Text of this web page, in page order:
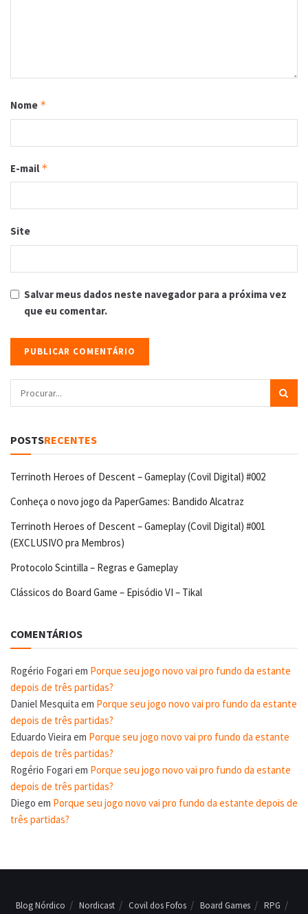
Nome *
E-mail *
Site
Salvar meus dados neste navegador para a próxima vez
que eu comentar.
POSTSRECENTES
Terrinoth Heroes of Descent – Gameplay (Covil Digital) #002
Conheça o novo jogo da PaperGames: Bandido Alcatraz
Terrinoth Heroes of Descent – Gameplay (Covil Digital) #001
(EXCLUSIVO pra Membros)
Protocolo Scintilla – Regras e Gameplay
Clássicos do Board Game – Episódio VI – Tikal
COMENTÁRIOS
Rogério Fogari em Porque seu jogo novo vai pro fundo da estante
depois de três partidas?
Daniel Mesquita em Porque seu jogo novo vai pro fundo da estante
depois de três partidas?
Eduardo Vieira em Porque seu jogo novo vai pro fundo da estante
depois de três partidas?
Rogério Fogari em Porque seu jogo novo vai pro fundo da estante
depois de três partidas?
Diego em Porque seu jogo novo vai pro fundo da estante depois de
três partidas?
Blog Nórdico Nordicast Covil dos Fofos Board Games RPG